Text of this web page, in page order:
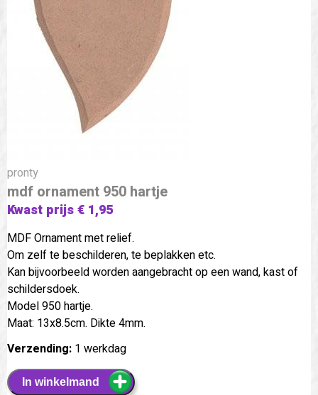
pronty
mdf ornament 950 hartje
Kwast prijs € 1,95
MDF Ornament met relief.
Om zelf te beschilderen, te beplakken etc.
Kan bijvoorbeeld worden aangebracht op een wand, kast of
schildersdoek.
Model 950 hartje.
Maat: 13x8.5cm. Dikte 4mm.
Verzending: 1 werkdag
In winkelmand